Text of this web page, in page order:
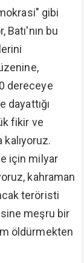
gibi
Batı'nın bu
dereceye
dayattığı
fikir ve
için milyar
kahraman
teröristi
meşru bir
öldürmekten